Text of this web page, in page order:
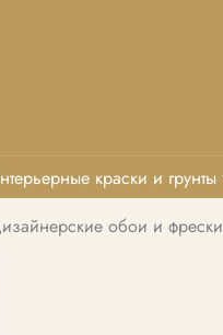
краски и грунты
обои и фрески